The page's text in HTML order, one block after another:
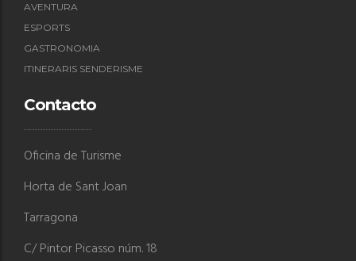
AVENTURA
ESPORTS
GASTRONOMIA
ITINERARIS SENDERISME
Contacto
Oficina de Turisme
Horta de Sant Joan
Tarragona
C/ Pintor Picasso núm. 18